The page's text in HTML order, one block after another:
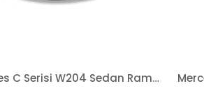
Mercedes C Serisi W204 Sedan Rampalı 2007-2013 Bej Paspas ve Bagaj Havuzu Seti